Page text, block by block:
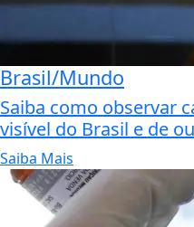
Brasil/Mundo
Saiba como observar
visível do Brasil e de
Saiba Mais